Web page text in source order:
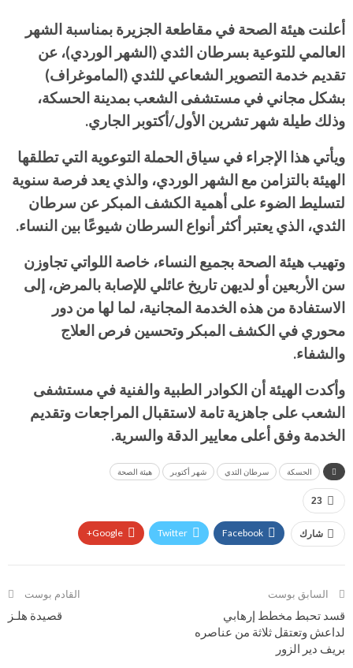
أعلنت هيئة الصحة في مقاطعة الجزيرة بمناسبة الشهر
العالمي للتوعية بسرطان الثدي (الشهر الوردي)، عن
تقديم خدمة التصوير الشعاعي للثدي (الماموغراف)
بشكل مجاني في مستشفى الشعب بمدينة الحسكة،
وذلك طيلة شهر تشرين الأول/أكتوبر الجاري.
ويأتي هذا الإجراء في سياق الحملة التوعوية التي تطلقها
الهيئة بالتزامن مع الشهر الوردي، والذي يعد فرصة سنوية
لتسليط الضوء على أهمية الكشف المبكر عن سرطان
الثدي، الذي يعتبر أكثر أنواع السرطان شيوعًا بين النساء.
وتهيب هيئة الصحة بجميع النساء، خاصة اللواتي تجاوزن
سن الأربعين أو لديهن تاريخ عائلي للإصابة بالمرض، إلى
الاستفادة من هذه الخدمة المجانية، لما لها من دور
محوري في الكشف المبكر وتحسين فرص العلاج
والشفاء.
وأكدت الهيئة أن الكوادر الطبية والفنية في مستشفى
الشعب على جاهزية تامة لاستقبال المراجعات وتقديم
الخدمة وفق أعلى معايير الدقة والسرية.
الحسكة سرطان الثدي شهر أكتوبر هيئة الصحة
23
شارك Facebook
Twitter
Google+
السابق بوست
قسد تحبط مخطط إرهابي
لداعش وتعتقل ثلاثة من عناصره
بريف دير الزور
القادم بوست
قصيدة هلـز